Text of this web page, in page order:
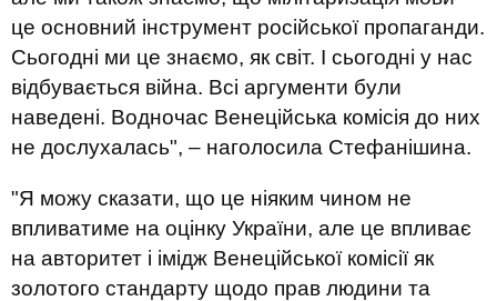
це основний інструмент російської пропаганди.
Сьогодні ми це знаємо, як світ. І сьогодні у нас
відбувається війна. Всі аргументи були
наведені. Водночас Венеційська комісія до них
не дослухалась", – наголосила Стефанішина.
"Я можу сказати, що це ніяким чином не
впливатиме на оцінку України, але це впливає
на авторитет і імідж Венеційської комісії як
золотого стандарту щодо прав людини та